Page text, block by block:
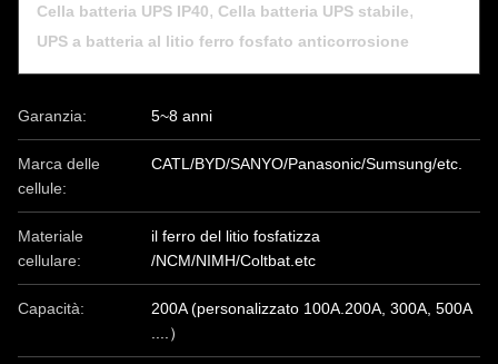
Cella batteria UPS IP40, Cella batteria UPS stabile,
UPS a batteria al litio ferro fosfato anticorrosione
Garanzia: 5~8 anni
Marca delle
cellule:
CATL/BYD/SANYO/Panasonic/Sumsung/etc.
Materiale
cellulare:
il ferro del litio fosfatizza
/NCM/NIMH/Coltbat.etc
Capacità:
200A (personalizzato 100A.200A, 300A, 500A
....）